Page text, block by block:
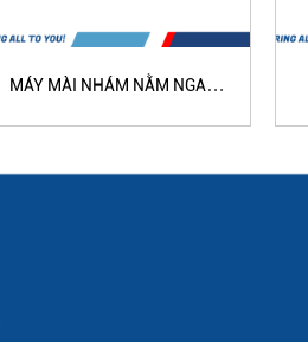
MÁY MÀI NHÁM NẰM NGANG